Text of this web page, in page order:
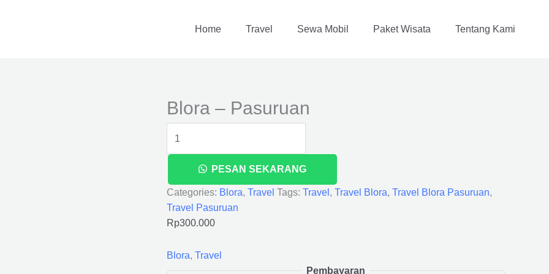
Home Travel Sewa Mobil Paket Wisata Tentang Kami
Blora – Pasuruan
PESAN SEKARANG
Categories: Blora, Travel Tags: Travel , Travel Blora, Travel Blora Pasuruan,
Travel Pasuruan
Rp300.000
Blora, Travel
Pembayaran